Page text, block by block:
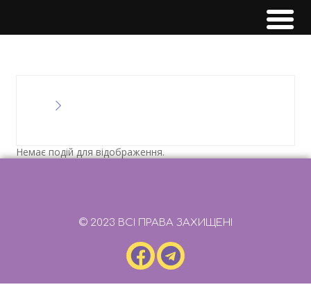
Немає подій для відображення.
© 2023 ВСІ ПРАВА ЗАХИЩЕНІ